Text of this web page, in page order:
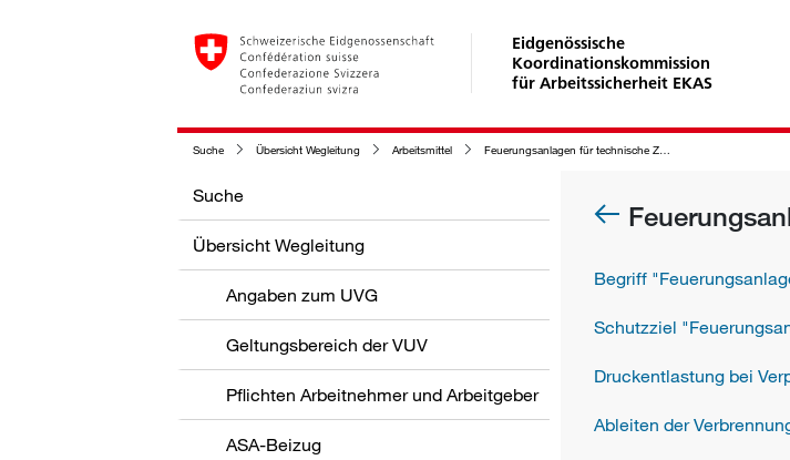
Eidgenössische
Koordinationskommission
für Arbeitssicherheit EKAS
Suche Übersicht Wegleitung Arbeitsmittel Feuerungsanlagen für technische Zwecke
Suche
Übersicht Wegleitung
Angaben zum UVG
Geltungsbereich der VUV
Pflichten Arbeitnehmer und Arbeitgeber
ASA-Beizug
Begriff
Schutzziel
Druckentlastung bei
Ableiten der